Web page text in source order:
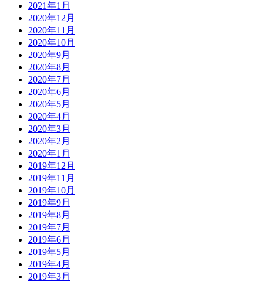
2021年1月
2020年12月
2020年11月
2020年10月
2020年9月
2020年8月
2020年7月
2020年6月
2020年5月
2020年4月
2020年3月
2020年2月
2020年1月
2019年12月
2019年11月
2019年10月
2019年9月
2019年8月
2019年7月
2019年6月
2019年5月
2019年4月
2019年3月